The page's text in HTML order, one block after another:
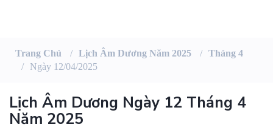
Trang Chủ Lịch Âm Dương Năm 2025
Tháng 4
Ngày 12/04/2025
Lịch Âm Dương Ngày 12 Tháng 4
Năm 2025